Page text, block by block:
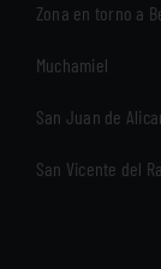
Zona en torno a
Muchamiel
San Juan de
San Vicente del